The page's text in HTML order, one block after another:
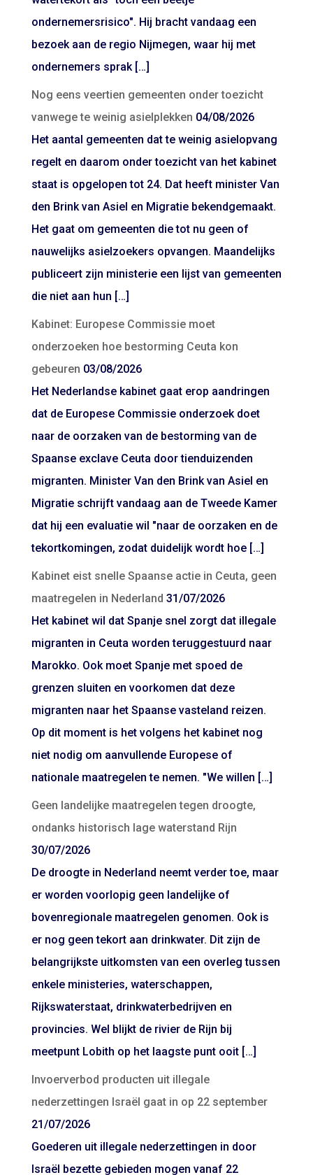
ondernemersrisico". Hij bracht vandaag een
bezoek aan de regio Nijmegen, waar hij met
ondernemers sprak […]
Nog eens veertien gemeenten onder toezicht
vanwege te weinig asielplekken 04/08/2026
Het aantal gemeenten dat te weinig asielopvang
regelt en daarom onder toezicht van het kabinet
staat is opgelopen tot 24. Dat heeft minister Van
den Brink van Asiel en Migratie bekendgemaakt.
Het gaat om gemeenten die tot nu geen of
nauwelijks asielzoekers opvangen. Maandelijks
publiceert zijn ministerie een lijst van gemeenten
die niet aan hun […]
Kabinet: Europese Commissie moet
onderzoeken hoe bestorming Ceuta kon
gebeuren 03/08/2026
Het Nederlandse kabinet gaat erop aandringen
dat de Europese Commissie onderzoek doet
naar de oorzaken van de bestorming van de
Spaanse exclave Ceuta door tienduizenden
migranten. Minister Van den Brink van Asiel en
Migratie schrijft vandaag aan de Tweede Kamer
dat hij een evaluatie wil "naar de oorzaken en de
tekortkomingen, zodat duidelijk wordt hoe […]
Kabinet eist snelle Spaanse actie in Ceuta, geen
maatregelen in Nederland 31/07/2026
Het kabinet wil dat Spanje snel zorgt dat illegale
migranten in Ceuta worden teruggestuurd naar
Marokko. Ook moet Spanje met spoed de
grenzen sluiten en voorkomen dat deze
migranten naar het Spaanse vasteland reizen.
Op dit moment is het volgens het kabinet nog
niet nodig om aanvullende Europese of
nationale maatregelen te nemen. "We willen […]
Geen landelijke maatregelen tegen droogte,
ondanks historisch lage waterstand Rijn
30/07/2026
De droogte in Nederland neemt verder toe, maar
er worden voorlopig geen landelijke of
bovenregionale maatregelen genomen. Ook is
er nog geen tekort aan drinkwater. Dit zijn de
belangrijkste uitkomsten van een overleg tussen
enkele ministeries, waterschappen,
Rijkswaterstaat, drinkwaterbedrijven en
provincies. Wel blijkt de rivier de Rijn bij
meetpunt Lobith op het laagste punt ooit […]
Invoerverbod producten uit illegale
nederzettingen Israël gaat in op 22 september
21/07/2026
Goederen uit illegale nederzettingen in door
Israël bezette gebieden mogen vanaf 22